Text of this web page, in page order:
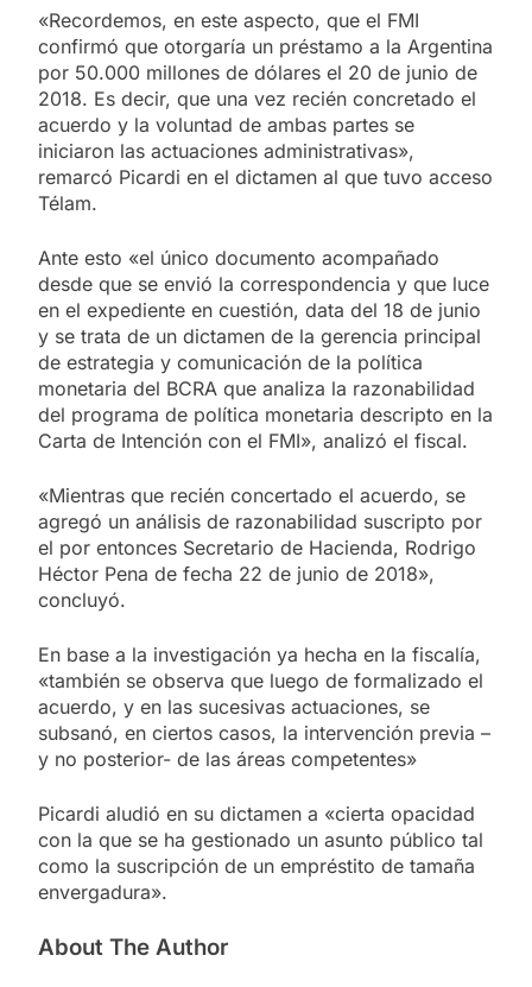
«Recordemos, en este aspecto, que el FMI
confirmó que otorgaría un préstamo a la Argentina
por 50.000 millones de dólares el 20 de junio de
2018. Es decir, que una vez recién concretado el
acuerdo y la voluntad de ambas partes se
iniciaron las actuaciones administrativas»,
remarcó Picardi en el dictamen al que tuvo acceso
Télam.
Ante esto «el único documento acompañado
desde que se envió la correspondencia y que luce
en el expediente en cuestión, data del 18 de junio
y se trata de un dictamen de la gerencia principal
de estrategia y comunicación de la política
monetaria del BCRA que analiza la razonabilidad
del programa de política monetaria descripto en la
Carta de Intención con el FMI», analizó el fiscal.
«Mientras que recién concertado el acuerdo, se
agregó un análisis de razonabilidad suscripto por
el por entonces Secretario de Hacienda, Rodrigo
Héctor Pena de fecha 22 de junio de 2018»,
concluyó.
En base a la investigación ya hecha en la fiscalía,
«también se observa que luego de formalizado el
acuerdo, y en las sucesivas actuaciones, se
subsanó, en ciertos casos, la intervención previa –
y no posterior- de las áreas competentes»
Picardi aludió en su dictamen a «cierta opacidad
con la que se ha gestionado un asunto público tal
como la suscripción de un empréstito de tamaña
envergadura».
About The Author